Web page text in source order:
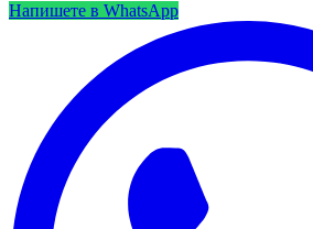
Напишете в WhatsApp